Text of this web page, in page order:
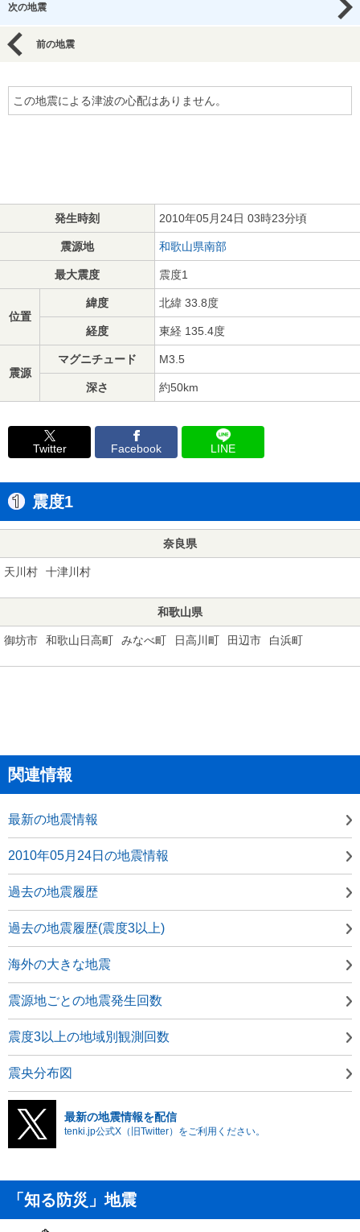
次の地震
前の地震
この地震による津波の心配はありません。
発生時刻 2010年05月24日 03時23分頃
震源地 和歌山県南部
最大震度 震度1
位置
緯度 北緯 33.8度
経度 東経 135.4度
震源
マグニチュード M3.5
深さ 約50km
Twitter Facebook LINE
震度1
奈良県
天川村 十津川村
和歌山県
御坊市 和歌山日高町 みなべ町 日高川町 田辺市 白浜町
関連情報
最新の地震情報
2010年05月24日の地震情報
過去の地震履歴
過去の地震履歴(震度3以上)
海外の大きな地震
震源地ごとの地震発生回数
震度3以上の地域別観測回数
震央分布図
最新の地震情報を配信
tenki.jp公式X（旧Twitter）をご利用ください。
「知る防災」地震